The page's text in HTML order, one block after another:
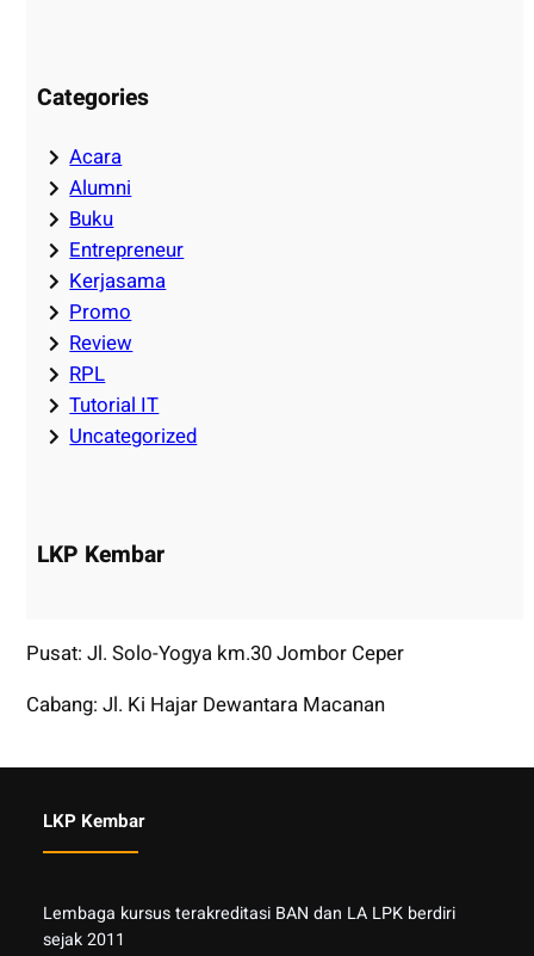
Categories
Acara
Alumni
Buku
Entrepreneur
Kerjasama
Promo
Review
RPL
Tutorial IT
Uncategorized
LKP Kembar
Pusat: Jl. Solo-Yogya km.30 Jombor Ceper
Cabang: Jl. Ki Hajar Dewantara Macanan
LKP Kembar
Lembaga kursus terakreditasi BAN dan LA LPK berdiri
sejak 2011